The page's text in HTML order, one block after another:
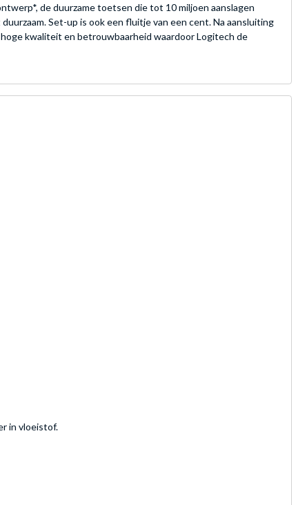
de duurzame toetsen die tot 10 miljoen aanslagen
Set-up is ook een fluitje van een cent. Na aansluiting
kwaliteit en betrouwbaarheid waardoor Logitech de
in vloeistof.